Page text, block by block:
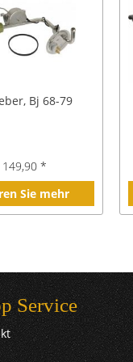
Bj 68-79
*
Sie mehr
Service